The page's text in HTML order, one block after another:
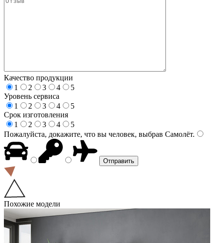
Качество продукции
1
2 3 4
5
Уровень сервиса
1
2 3 4
5
Срок изготовления
1
2 3 4
5
Пожалуйста, докажите, что вы человек, выбрав Самолёт.
Похожие модели